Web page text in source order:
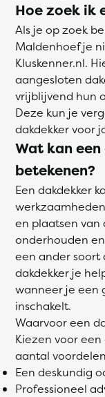
Hoe zoek ik
Als je op zoek
Maldenhoef je
Kluskenner.nl.
aangesloten
vrijblijvend hun
Deze kun je
dakdekker voor
Wat kan
betekenen?
Een dakdekker
en plaatsen
onderhouden
een ander soort
dakdekker je
wanneer je een
inschakelt.
Waarvoor een
Kiezen voor
aantal
Een deskundig
Professioneel